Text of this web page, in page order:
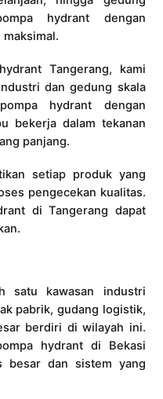
hydrant dengan
Tangerang, kami
dan gedung skala
hydrant dengan
bekerja dalam tekanan
panjang.
setiap produk yang
pengecekan kualitas.
di Tangerang dapat
satu kawasan industri
pabrik, gudang logistik,
berdiri di wilayah ini.
hydrant di Bekasi
besar dan sistem yang